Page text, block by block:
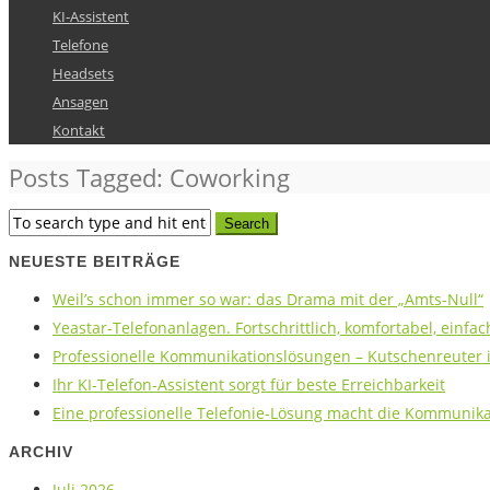
KI-Assistent
Telefone
Headsets
Ansagen
Kontakt
Posts Tagged: Coworking
NEUESTE BEITRÄGE
Weil’s schon immer so war: das Drama mit der „Amts-Null“
Yeastar-Telefonanlagen. Fortschrittlich, komfortabel,
Professionelle Kommunikationslösungen – Kutschenreuter
Ihr KI-Telefon-Assistent sorgt für beste Erreichbarkeit
Eine professionelle Telefonie-Lösung macht die
ARCHIV